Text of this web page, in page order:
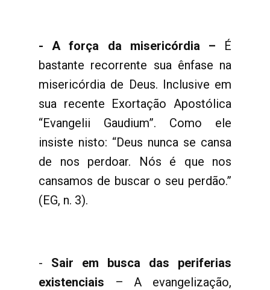
- A força da misericórdia – É
bastante recorrente sua ênfase na
misericórdia de Deus. Inclusive em
sua recente Exortação Apostólica
“Evangelii Gaudium”. Como ele
insiste nisto: “Deus nunca se cansa
de nos perdoar. Nós é que nos
cansamos de buscar o seu perdão.”
(EG, n. 3).
- Sair em busca das periferias
existenciais – A evangelização,